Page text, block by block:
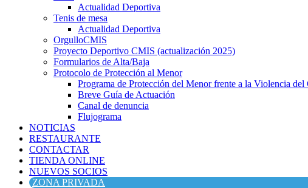
Actualidad Deportiva
Tenis de mesa
Actualidad Deportiva
OrgulloCMIS
Proyecto Deportivo CMIS (actualización 2025)
Formularios de Alta/Baja
Protocolo de Protección al Menor
Programa de Protección del Menor frente a la Violencia
Breve Guía de Actuación
Canal de denuncia
Flujograma
NOTICIAS
RESTAURANTE
CONTACTAR
TIENDA ONLINE
NUEVOS SOCIOS
ZONA PRIVADA